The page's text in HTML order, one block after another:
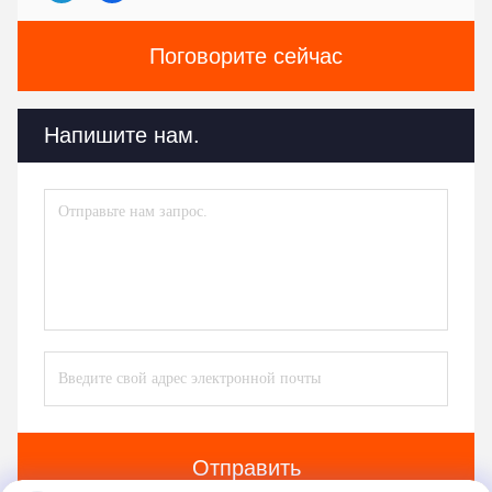
Поговорите сейчас
Напишите нам.
Отправить